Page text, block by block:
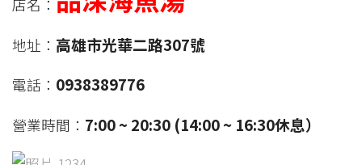
店名：
地址： 高雄市光華二路307號
電話： 0938389776
營業時間： 7:00 ~ 20:30 (14:00 ~ 16:30休息）